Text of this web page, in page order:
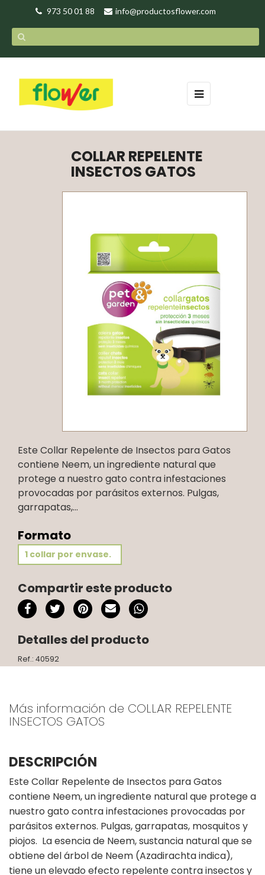
973 50 01 88 info@productosflower.com
Navegación
de
☰
COLLAR REPELENTE
INSECTOS GATOS
Este Collar Repelente de Insectos para Gatos
contiene Neem, un ingrediente natural que
protege a nuestro gato contra infestaciones
provocadas por parásitos externos. Pulgas,
garrapatas,...
Formato
1 collar por envase.
Compartir este producto
Detalles del producto
Ref.: 40592
Más información de COLLAR REPELENTE
INSECTOS GATOS
DESCRIPCIÓN
Este Collar Repelente de Insectos para Gatos
contiene Neem, un ingrediente natural que protege a
nuestro gato contra infestaciones provocadas por
parásitos externos. Pulgas, garrapatas, mosquitos y
piojos. La esencia de Neem, sustancia natural que se
obtiene del árbol de Neem (Azadirachta indica),
tiene un elevado efecto repelente contra insectos y